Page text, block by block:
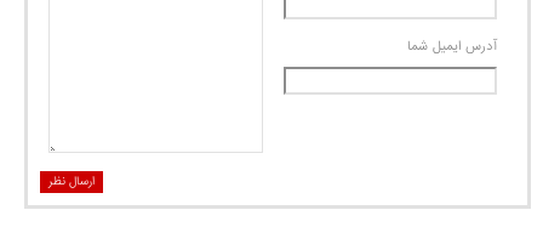
آدرس ايميل شما
ارسال نظر